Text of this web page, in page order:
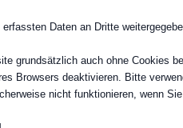
Daten an Dritte
grundsätzlich auch ohne Cookies
Browsers deaktivieren. Bitte
nicht funktionieren, wenn